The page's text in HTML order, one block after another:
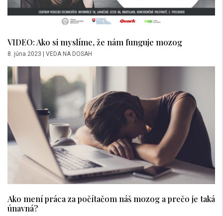
VIDEO: Ako si myslíme, že nám funguje mozog
8. júna 2023 VEDA NA DOSAH
Ako mení práca za počítačom náš mozog a prečo je taká
únavná?